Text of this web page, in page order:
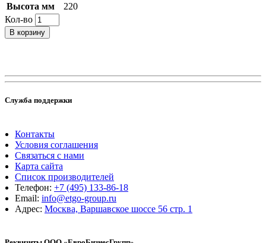
Высота мм
220
Кол-во
В корзину
Служба поддержки
Контакты
Условия соглашения
Связаться с нами
Карта сайта
Список производителей
Телефон: +7 (495) 133-86-18
Email: info@etgo-group.ru
Адрес: Москва, Варшавское шоссе 56 стр. 1